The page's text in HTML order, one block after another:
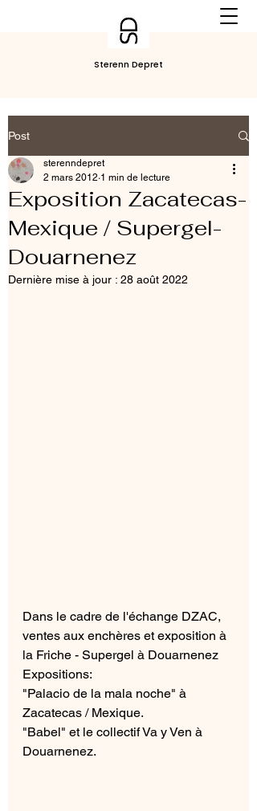
Sterenn Depret
Post
Exposition Zacatecas-
Mexique / Supergel-
Douarnenez
sterenndepret
2 mars 2012 1 min de lecture
Dernière mise à jour : 28 août 2022
Dans le cadre de l'échange DZAC,
ventes aux enchères et exposition à
la Friche - Supergel à Douarnenez
Expositions:
"Palacio de la mala noche" à
Zacatecas / Mexique.
"Babel" et le collectif Va y Ven à
Douarnenez.